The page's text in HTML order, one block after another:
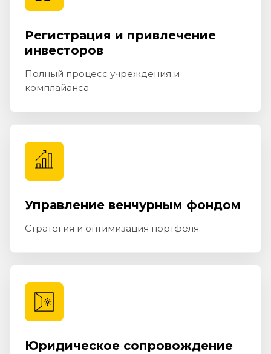
Регистрация и привлечение
инвесторов
Полный процесс учреждения и
комплайанса.
Управление венчурным фондом
Стратегия и оптимизация портфеля.
Юридическое сопровождение